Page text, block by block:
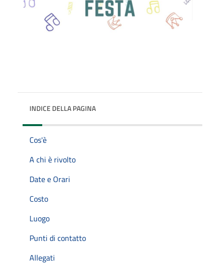
INDICE DELLA PAGINA
Cos'è
A chi è rivolto
Date e Orari
Costo
Luogo
Punti di contatto
Allegati